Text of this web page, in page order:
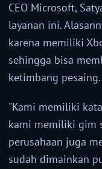
CEO Microsoft,
layanan ini.
karena memiliki
sehingga bisa
ketimbang pesaing.
"Kami memiliki
kami memiliki gim
perusahaan juga
sudah dimainkan